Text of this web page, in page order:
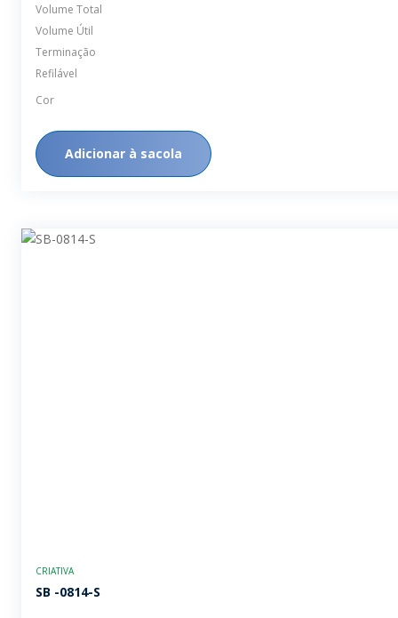
Volume Total
Volume Útil
Terminação
Refilável
Cor
Adicionar à sacola
CRIATIVA
SB -0814-S